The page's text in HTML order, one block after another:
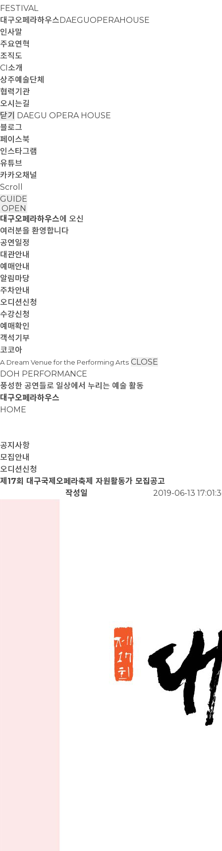
FESTIVAL
대구오페라하우스DAEGUOPERAHOUSE
인사말
주요연혁
조직도
CI소개
상주예술단체
협력기관
오시는길
닫기 DAEGU OPERA HOUSE
블로그
페이스북
인스타그램
유튜브
카카오채널
Scroll
GUIDE
OPEN
대구오페라하우스에 오신
여러분을 환영합니다
공연일정
대관안내
예매안내
알림마당
주차안내
오디션신청
수강신청
예매확인
객석기부
코코아
A Dream Venue for the Performing Arts CLOSE
DOH PERFORMANCE
풍성한 공연들로 일상에서 누리는 예술 활동
대구오페라하우스
HOME
공지사항
모집안내
오디션신청
제17회 대구국제오페라축제 자원활동가 모집공고
작성일
2019-06-13